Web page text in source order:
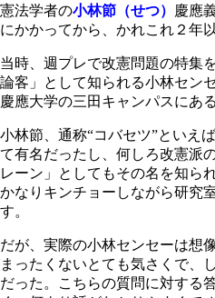
憲法学者の小林節（せつ）
慶應
にかかってから、かれこれ２年
当時、週プレで改憲問題の特集
論客」として知られる小林セン
慶應大学の三田キャンパスにあ
小林節、通称“コバセツ”といえ
て有名だったし、何しろ改憲派
レーン」としてもその名を知ら
かなりキンチョーしながら研究
す。
だが、実際の小林センセーは想
まったくないとても気さくで、
だった。こちらの質問に対する